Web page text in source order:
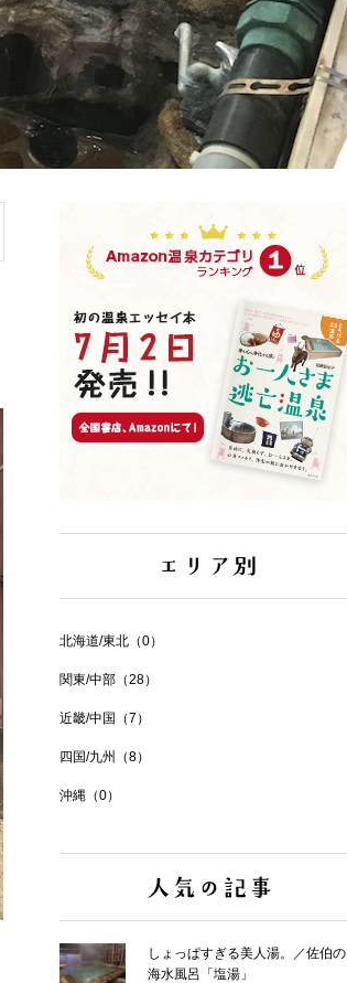
北海道/東北（0）
関東/中部（28）
近畿/中国（7）
四国/九州（8）
沖縄（0）
しょっぱすぎる美人湯。／佐伯の
海水風呂「塩湯」